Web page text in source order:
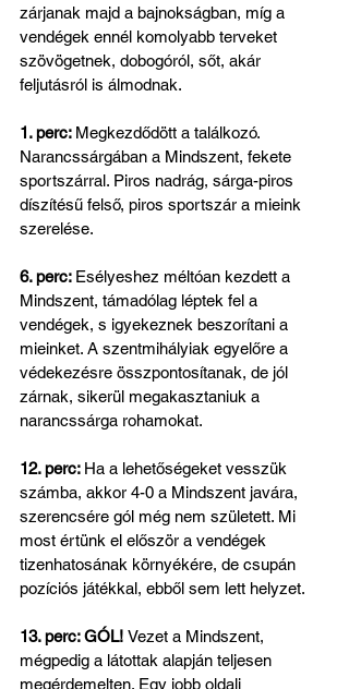
zárjanak majd a bajnokságban, míg a
vendégek ennél komolyabb terveket
szövögetnek, dobogóról, sőt, akár
feljutásról is álmodnak.
1. perc: Megkezdődött a találkozó.
Narancssárgában a Mindszent, fekete
sportszárral. Piros nadrág, sárga-piros
díszítésű felső, piros sportszár a mieink
szerelése.
6. perc: Esélyeshez méltóan kezdett a
Mindszent, támadólag léptek fel a
vendégek, s igyekeznek beszorítani a
mieinket. A szentmihályiak egyelőre a
védekezésre összpontosítanak, de jól
zárnak, sikerül megakasztaniuk a
narancssárga rohamokat.
12. perc: Ha a lehetőségeket vesszük
számba, akkor 4-0 a Mindszent javára,
szerencsére gól még nem született. Mi
most értünk el először a vendégek
tizenhatosának környékére, de csupán
pozíciós játékkal, ebből sem lett helyzet.
13. perc: GÓL! Vezet a Mindszent,
mégpedig a látottak alapján teljesen
megérdemelten. Egy jobb oldali